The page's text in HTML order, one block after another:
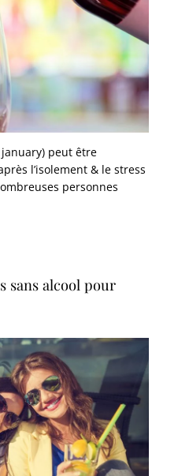
peut être
l’isolement & le stress
personnes
sans alcool pour